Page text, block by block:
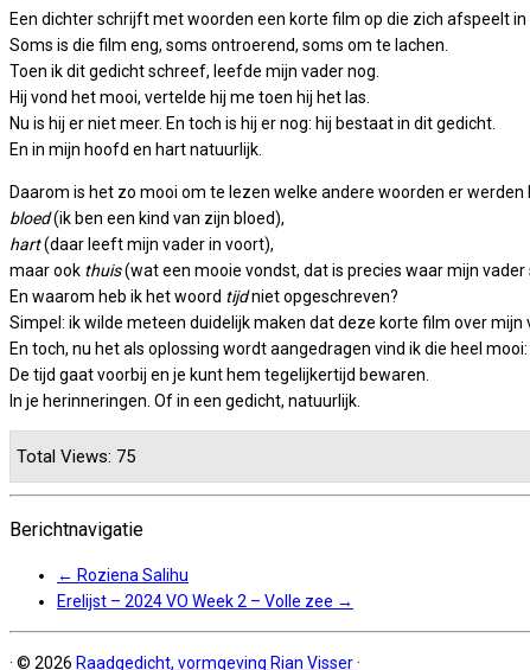
Een dichter schrijft met woorden een korte film op die zich afspeelt
Soms is die film eng, soms ontroerend, soms om te lachen.
Toen ik dit gedicht schreef, leefde mijn vader nog.
Hij vond het mooi, vertelde hij me toen hij het las.
Nu is hij er niet meer. En toch is hij er nog: hij bestaat in dit gedicht.
En in mijn hoofd en hart natuurlijk.
Daarom is het zo mooi om te lezen welke andere woorden er werden
bloed(ik ben een kind van zijn bloed),
hart(daar leeft mijn vader in voort),
maar ook thuis(wat een mooie vondst, dat is precies waar mijn
En waarom heb ik het woord tijdniet opgeschreven?
Simpel: ik wilde meteen duidelijk maken dat deze korte film over mijn
En toch, nu het als oplossing wordt aangedragen vind ik die heel
De tijd gaat voorbij en je kunt hem tegelijkertijd bewaren.
In je herinneringen. Of in een gedicht, natuurlijk.
Total Views: 75
Berichtnavigatie
← Roziena Salihu
Erelijst – 2024 VO Week 2 – Volle zee →
· © 2026 Raadgedicht, vormgeving Rian Visser·